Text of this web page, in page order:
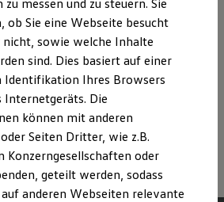
Strom
Ladelösungen
für Privatkunden
für Gewerbekunden
und Ladekabel
Kosten der Elektrofahrzeuge
für Privatkunden
für Gewerbekunden
zum offiziellen Kraftstoffverbrauch und
CO₂-Emissionen neuer
können dem „Leitfaden über den
die CO₂-Emissionen und den
Personenkraftwagen“ entnommen
Verkaufsstellen und bei der DAT
unterwww.dat.de/co2erhältlich ist.
zu messen und zu steuern. Sie
ob Sie eine Webseite besucht
nicht, sowie welche Inhalte
sind. Dies basiert auf einer
Identifikation Ihres Browsers
Internetgeräts. Die
können mit anderen
Seiten Dritter, wie z.B.
Konzerngesellschaften oder
geteilt werden, sodass
anderen Webseiten relevante